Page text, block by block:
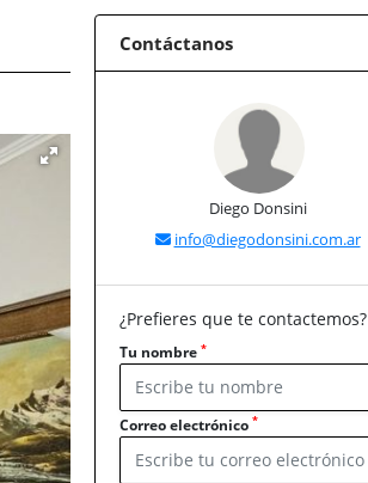
Contáctanos
Diego Donsini
info@diegodonsini.com.ar
¿Prefieres que te contactemos?
Tu nombre *
Correo electrónico *